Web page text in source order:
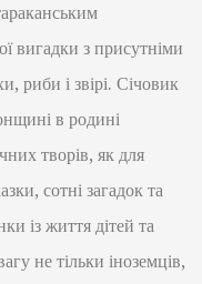
вигадки з присутніми
риби і звірі. Січовик
в родині
творів, як для
сотні загадок та
із життя дітей та
не тільки іноземців,